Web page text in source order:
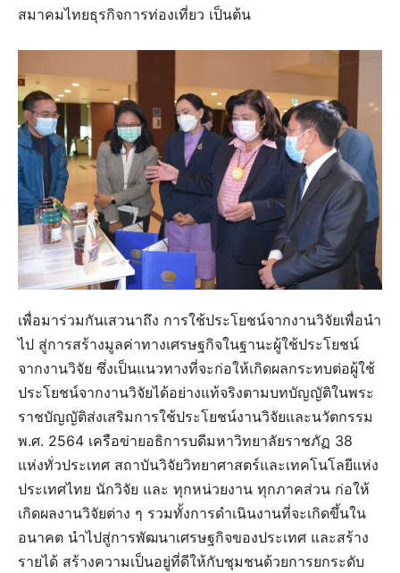
สมาคมไทยธุรกิจการท่องเที่ยว เป็นต้น
เพื่อมาร่วมกันเสวนาถึง การใช้ประโยชน์จากงานวิจัยเพื่อนำ
ไป สู่การสร้างมูลค่าทางเศรษฐกิจในฐานะผู้ใช้ประโยชน์
จากงานวิจัย ซึ่งเป็นแนวทางที่จะก่อให้เกิดผลกระทบต่อผู้ใช้
ประโยชน์จากงานวิจัยได้อย่างแท้จริงตามบทบัญญัติในพระ
ราชบัญญัติส่งเสริมการใช้ประโยชน์งานวิจัยและนวัตกรรม
พ.ศ. 2564 เครือข่ายอธิการบดีมหาวิทยาลัยราชภัฏ 38
แห่งทั่วประเทศ สถาบันวิจัยวิทยาศาสตร์และเทคโนโลยีแห่ง
ประเทศไทย นักวิจัย และ ทุกหน่วยงาน ทุกภาคส่วน ก่อให้
เกิดผลงานวิจัยต่าง ๆ รวมทั้งการดำเนินงานที่จะเกิดขึ้นใน
อนาคต นำไปสู่การพัฒนาเศรษฐกิจของประเทศ และสร้าง
รายได้ สร้างความเป็นอยู่ที่ดีให้กับชุมชนด้วยการยกระดับ